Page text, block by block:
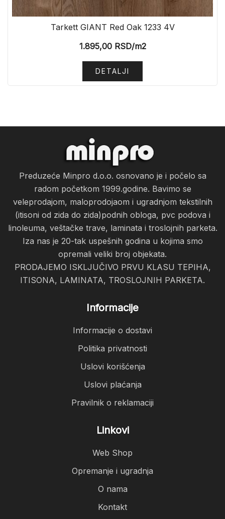
Tarkett GIANT Red Oak 1233 4V
1.895,00RSD/m2
DETALJI
Preduzeće Minpro d.o.o. osnovano je i počelo sa
radom početkom 1999.godine. Bavimo se
veleprodajom, maloprodojaom i ugradnjom tekstilnih
(itisoni od zida do zida)podnih obloga, pvc podova i
linoleuma, veštačke trave, laminata i troslojnih parketa.
Iza nas je 20-tak uspešnih godina u kojima smo
opremali veliki broj objekata.
PRODAJEMO ISKLJUČIVO PRVU KLASU TEPIHA,
ITISONA, LAMINATA, TROSLOJNIH PARKETA.
Informacije
Informacije o dostavi
Politika privatnosti
Uslovi korišćenja
Uslovi plaćanja
Pravilnik o reklamaciji
Linkovi
Web Shop
Opremanje i ugradnja
O nama
Kontakt